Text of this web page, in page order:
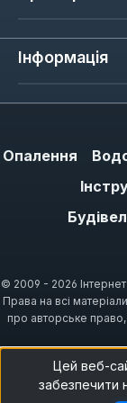
Інформація
Опалення
© 2009 - 2026
Права на всі
про авторське
Цей веб-
забезпечити